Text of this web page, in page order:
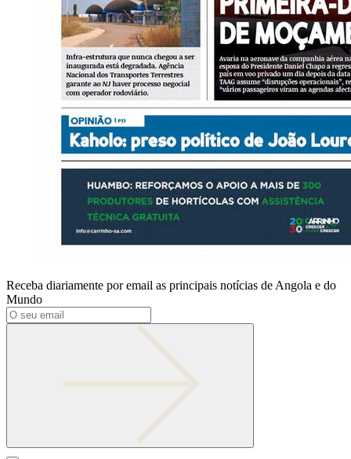
Receba diariamente por email as principais notícias de Angola e do
Mundo